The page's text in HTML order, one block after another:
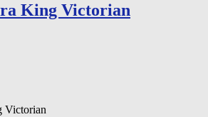
King Victorian
Victorian